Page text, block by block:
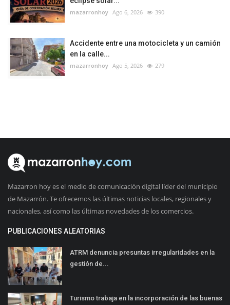
mazarronhoy Ago 6, 2026 390
Accidente entre una motocicleta y un camión
en la calle...
mazarronhoy Ago 5, 2026 279
Mazarron hoy es el medio de comunicación digital líder del municipio
de Mazarrón. Te ofrecemos las últimas noticias locales, regionales y
nacionales, así como las últimas novedades de los comercios.
PUBLICACIONES ALEATORIAS
ATRM denuncia presuntas irregularidades en la
gestión de...
Turismo trabaja en la incorporación de las buenas